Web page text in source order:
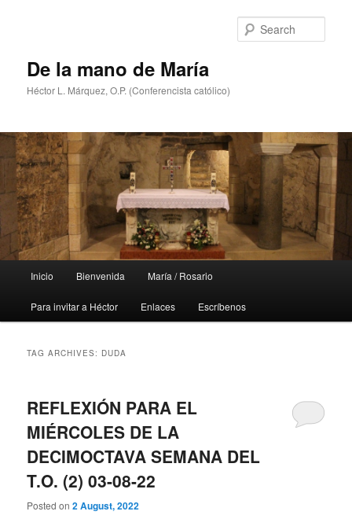
De la mano de María
Héctor L. Márquez, O.P. (Conferencista católico)
Inicio Bienvenida María / Rosario
Para invitar a Héctor Enlaces Escríbenos
TAG ARCHIVES: DUDA
REFLEXIÓN PARA EL
MIÉRCOLES DE LA
DECIMOCTAVA SEMANA DEL
T.O. (2) 03-08-22
Posted on2 August, 2022